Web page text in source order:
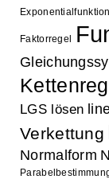
Exponentialfunktion
Faktorregel
LGS lösen
Verkettung
Normalform